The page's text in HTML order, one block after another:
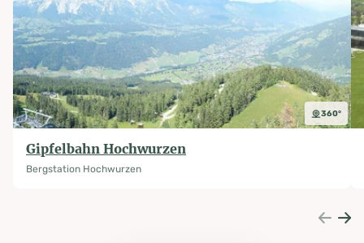
360°
Gipfelbahn Hochwurzen
Bergstation Hochwurzen